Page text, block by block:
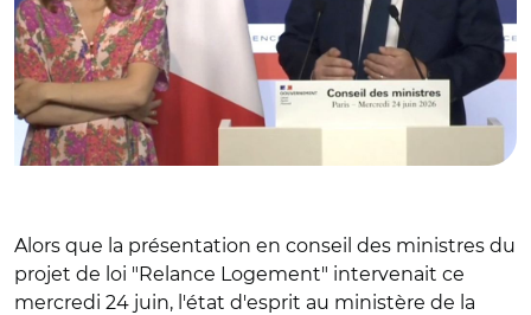
Alors que la présentation en conseil des ministres du
projet de loi "Relance Logement" intervenait ce
mercredi 24 juin, l'état d'esprit au ministère de la